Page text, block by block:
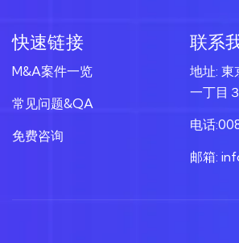
快速链接
M&A案件一览
常见问题&QA
免费咨询
联系
地址: 東
一丁目
电话
邮箱: